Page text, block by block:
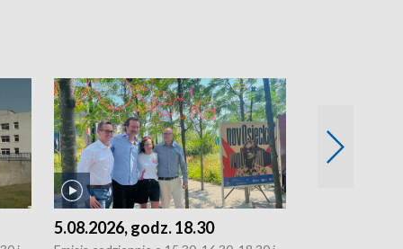
5.08.2026, godz. 18.30